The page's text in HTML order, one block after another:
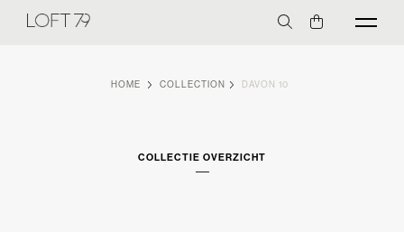
HOME COLLECTION DAVON 10
COLLECTIE OVERZICHT